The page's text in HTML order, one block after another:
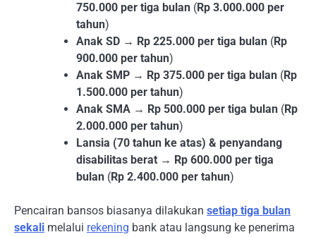
750.000 per tiga bulan (Rp 3.000.000 per
tahun)
Anak SD → Rp 225.000 per tiga bulan (Rp
900.000 per tahun)
Anak SMP → Rp 375.000 per tiga bulan (Rp
1.500.000 per tahun)
Anak SMA → Rp 500.000 per tiga bulan (Rp
2.000.000 per tahun)
Lansia (70 tahun ke atas) & penyandang
disabilitas berat → Rp 600.000 per tiga
bulan (Rp 2.400.000 per tahun)
Pencairan bansos biasanya dilakukan setiap tiga bulan
sekali melalui rekening bank atau langsung ke penerima